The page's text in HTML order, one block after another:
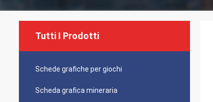
Tutti I Prodotti
Schede grafiche per giochi
Scheda grafica mineraria